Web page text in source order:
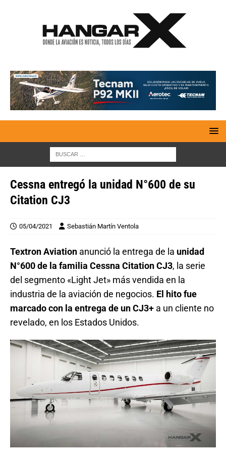
Cessna entregó la unidad N°600 de su
Citation CJ3
05/04/2021 Sebastián Martín Ventola
Textron Aviation anunció la entrega de la unidad
N°600 de la familia Cessna Citation CJ3, la serie
del segmento «Light Jet» más vendida en la
industria de la aviación de negocios. El hito fue
marcado con la entrega de un CJ3+ a un cliente no
revelado, en los Estados Unidos.